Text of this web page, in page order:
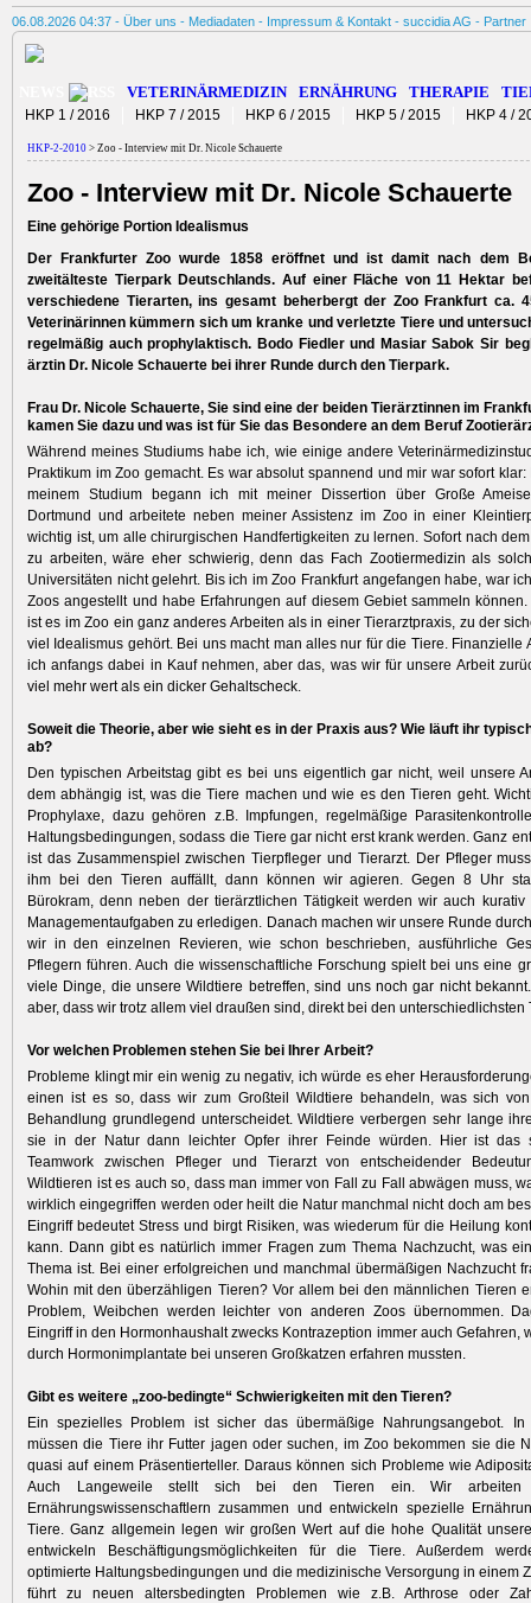
06.08.2026 04:37 - Über uns - Mediadaten - Impressum & Kontakt - succidia AG - Partner
VETERINÄRMEDIZIN ERNÄHRUNG THERAPIE
HKP 1 / 2016 HKP 7 / 2015 HKP 6 / 2015 HKP 5 / 2015 HKP 4 /
HKP-2-2010 > Zoo - Interview mit Dr. Nicole Schauerte
Zoo - Interview mit Dr. Nicole Schauerte
Eine gehörige Portion Idealismus
Der Frankfurter Zoo wurde 1858 eröffnet und ist damit nach dem
zweitälteste Tierpark Deutschlands. Auf einer Fläche von 11 Hektar
verschiedene Tierarten, ins gesamt beherbergt der Zoo Frankfurt ca.
Veterinärinnen kümmern sich um kranke und verletzte Tiere und
regelmäßig auch prophylaktisch. Bodo Fiedler und Masiar Sabok Sir
ärztin Dr. Nicole Schauerte bei ihrer Runde durch den Tierpark.
Frau Dr. Nicole Schauerte, Sie sind eine der beiden Tierärztinnen im
kamen Sie dazu und was ist für Sie das Besondere an dem Beruf
Während meines Studiums habe ich, wie einige andere
Praktikum im Zoo gemacht. Es war absolut spannend und mir war sofort
meinem Studium begann ich mit meiner Dissertion über Große
Dortmund und arbeitete neben meiner Assistenz im Zoo in einer
wichtig ist, um alle chirurgischen Handfertigkeiten zu lernen. Sofort nach
zu arbeiten, wäre eher schwierig, denn das Fach Zootiermedizin als
Universitäten nicht gelehrt. Bis ich im Zoo Frankfurt angefangen habe, war
Zoos angestellt und habe Erfahrungen auf diesem Gebiet sammeln
ist es im Zoo ein ganz anderes Arbeiten als in einer Tierarztpraxis, zu der
viel Idealismus gehört. Bei uns macht man alles nur für die Tiere. Finanzielle
ich anfangs dabei in Kauf nehmen, aber das, was wir für unsere Arbeit
viel mehr wert als ein dicker Gehaltscheck.
Soweit die Theorie, aber wie sieht es in der Praxis aus? Wie läuft ihr
ab?
Den typischen Arbeitstag gibt es bei uns eigentlich gar nicht, weil unsere
dem abhängig ist, was die Tiere machen und wie es den Tieren geht.
Prophylaxe, dazu gehören z.B. Impfungen, regelmäßige
Haltungsbedingungen, sodass die Tiere gar nicht erst krank werden. Ganz
ist das Zusammenspiel zwischen Tierpfleger und Tierarzt. Der Pfleger
ihm bei den Tieren auffällt, dann können wir agieren. Gegen 8 Uhr
Bürokram, denn neben der tierärztlichen Tätigkeit werden wir auch
Managementaufgaben zu erledigen. Danach machen wir unsere Runde
wir in den einzelnen Revieren, wie schon beschrieben, ausführliche
Pflegern führen. Auch die wissenschaftliche Forschung spielt bei uns eine
viele Dinge, die unsere Wildtiere betreffen, sind uns noch gar nicht
aber, dass wir trotz allem viel draußen sind, direkt bei den unterschiedlichsten
Vor welchen Problemen stehen Sie bei Ihrer Arbeit?
Probleme klingt mir ein wenig zu negativ, ich würde es eher
einen ist es so, dass wir zum Großteil Wildtiere behandeln, was sich
Behandlung grundlegend unterscheidet. Wildtiere verbergen sehr lange
sie in der Natur dann leichter Opfer ihrer Feinde würden. Hier ist das
Teamwork zwischen Pfleger und Tierarzt von entscheidender
Wildtieren ist es auch so, dass man immer von Fall zu Fall abwägen muss,
wirklich eingegriffen werden oder heilt die Natur manchmal nicht doch am
Eingriff bedeutet Stress und birgt Risiken, was wiederum für die Heilung
kann. Dann gibt es natürlich immer Fragen zum Thema Nachzucht, was
Thema ist. Bei einer erfolgreichen und manchmal übermäßigen Nachzucht
Wohin mit den überzähligen Tieren? Vor allem bei den männlichen Tieren
Problem, Weibchen werden leichter von anderen Zoos übernommen.
Eingriff in den Hormonhaushalt zwecks Kontrazeption immer auch Gefahren,
durch Hormonimplantate bei unseren Großkatzen erfahren mussten.
Gibt es weitere „zoo-bedingte“ Schwierigkeiten mit den Tieren?
Ein spezielles Problem ist sicher das übermäßige Nahrungsangebot. In
müssen die Tiere ihr Futter jagen oder suchen, im Zoo bekommen sie die
quasi auf einem Präsentierteller. Daraus können sich Probleme wie
Auch Langeweile stellt sich bei den Tieren ein. Wir arbeiten
Ernährungswissenschaftlern zusammen und entwickeln spezielle
Tiere. Ganz allgemein legen wir großen Wert auf die hohe Qualität
entwickeln Beschäftigungsmöglichkeiten für die Tiere. Außerdem
optimierte Haltungsbedingungen und die medizinische Versorgung in einem
führt zu neuen altersbedingten Problemen wie z.B. Arthrose oder